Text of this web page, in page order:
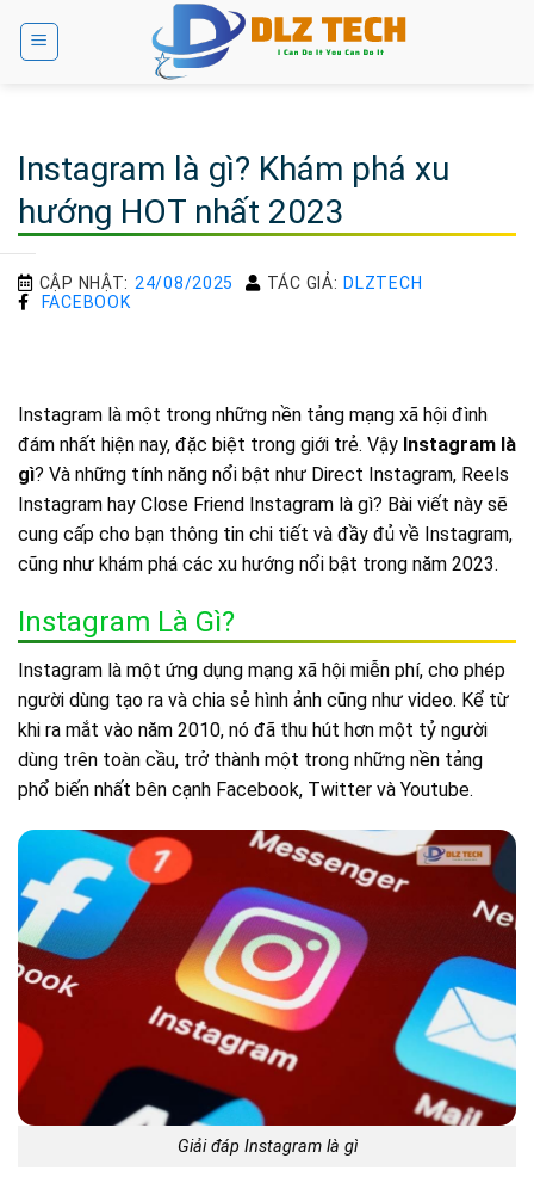
Instagram là gì? Khám phá xu
hướng HOT nhất 2023
CẬP NHẬT: 24/08/2025 TÁC GIẢ: DLZTECH
FACEBOOK
Instagram là một trong những nền tảng mạng xã hội đình
đám nhất hiện nay, đặc biệt trong giới trẻ. Vậy Instagram là
gì? Và những tính năng nổi bật như Direct Instagram, Reels
Instagram hay Close Friend Instagram là gì? Bài viết này sẽ
cung cấp cho bạn thông tin chi tiết và đầy đủ về Instagram,
cũng như khám phá các xu hướng nổi bật trong năm 2023.
Instagram Là Gì?
Instagram là một ứng dụng mạng xã hội miễn phí, cho phép
người dùng tạo ra và chia sẻ hình ảnh cũng như video. Kể từ
khi ra mắt vào năm 2010, nó đã thu hút hơn một tỷ người
dùng trên toàn cầu, trở thành một trong những nền tảng
phổ biến nhất bên cạnh Facebook, Twitter và Youtube.
Giải đáp Instagram là gì